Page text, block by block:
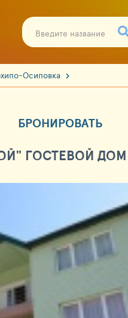
Осиповка
БРОНИРОВАТЬ
ГОСТЕВОЙ